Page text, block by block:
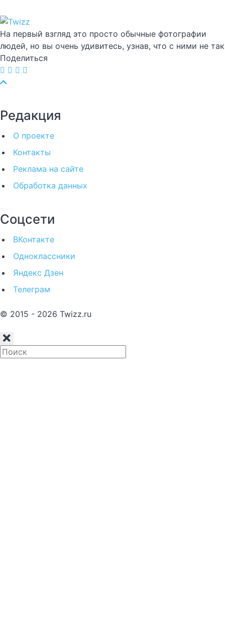
На первый взгляд это просто обычные фотографии
людей, но вы очень удивитесь, узнав, что с ними не так
Поделиться
Редакция
О проекте
Контакты
Реклама на сайте
Обработка данных
Соцсети
ВКонтакте
Одноклассники
Яндекс Дзен
Телеграм
© 2015 - 2026 Twizz.ru